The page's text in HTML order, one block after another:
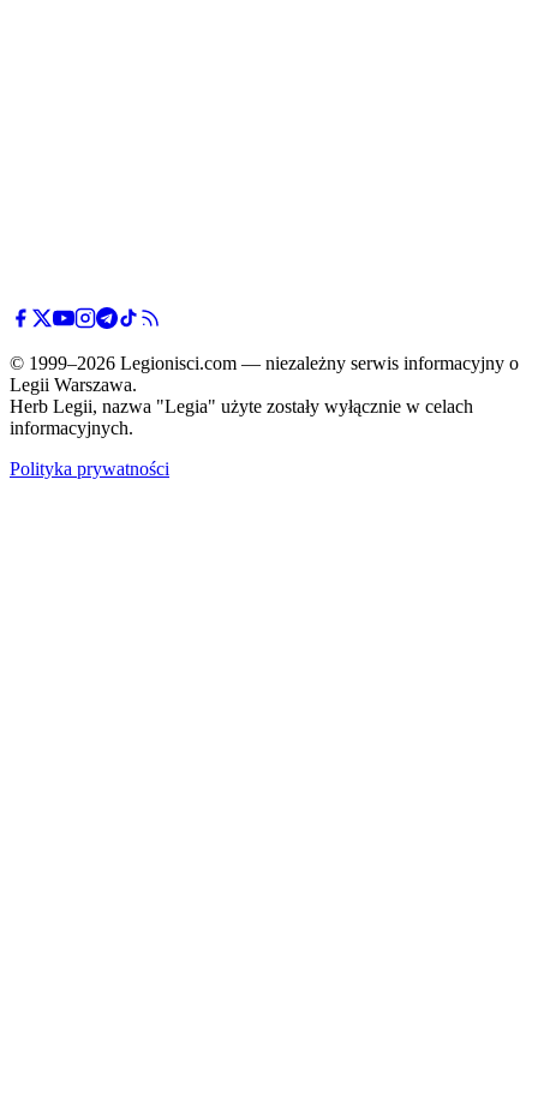
© 1999–2026 Legionisci.com — niezależny serwis informacyjny o
Legii Warszawa.
Herb Legii, nazwa "Legia" użyte zostały wyłącznie w celach
informacyjnych.
Polityka prywatności